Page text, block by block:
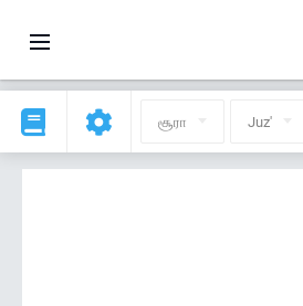
சூரா Juz'